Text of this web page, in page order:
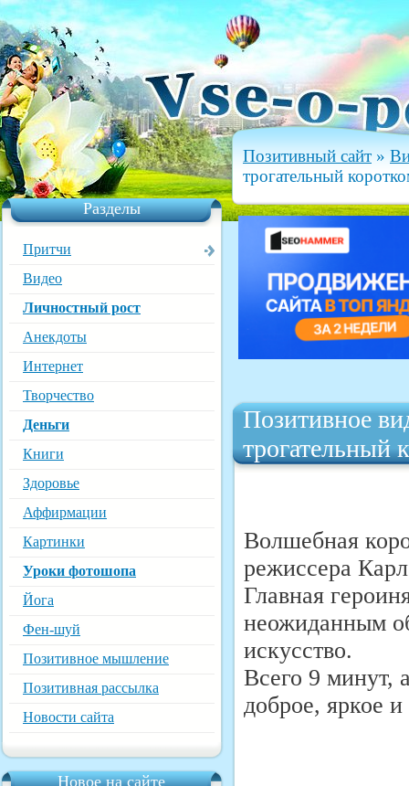
Разделы
Притчи
Видео
Личностный рост
Анекдоты
Интернет
Творчество
Деньги
Книги
Здоровье
Аффирмации
Картинки
Уроки фотошопа
Йога
Фен-шуй
Позитивное мышление
Позитивная рассылка
Новости сайта
Новое на сайте
Позитивный сайт »
трогательный
Позитивное
Волшебная
режиссера
Главная
неожиданным
искусство.
Всего 9 минут,
доброе, яркое